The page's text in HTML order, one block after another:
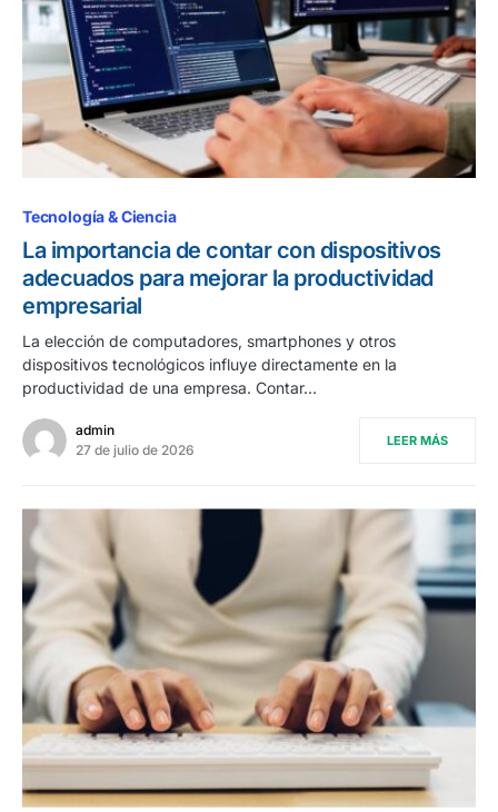
Tecnología & Ciencia
La importancia de contar con dispositivos
adecuados para mejorar la productividad
empresarial
La elección de computadores, smartphones y otros
dispositivos tecnológicos influye directamente en la
productividad de una empresa. Contar…
admin
27 de julio de 2026
LEER MÁS